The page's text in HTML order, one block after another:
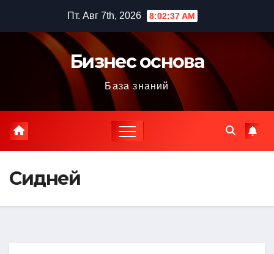
содержимому
Пт. Авг 7th, 2026 8:02:38 AM
Бизнес основа
База знаний
Сидней